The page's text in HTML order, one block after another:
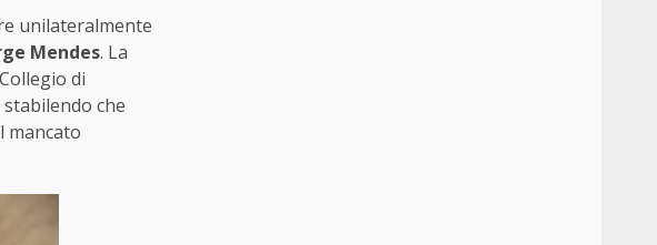
unilateralmente
Mendes. La
di
stabilendo che
mancato